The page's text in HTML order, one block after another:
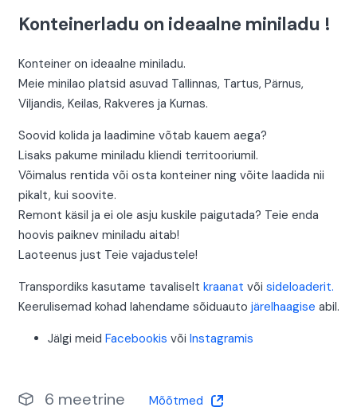
Konteinerladu on ideaalne miniladu !
Konteiner on ideaalne miniladu.
Meie minilao platsid asuvad Tallinnas, Tartus, Pärnus,
Viljandis, Keilas, Rakveres ja Kurnas.
Soovid kolida ja laadimine võtab kauem aega?
Lisaks pakume miniladu kliendi territooriumil.
Võimalus rentida või osta konteiner ning võite laadida nii
pikalt, kui soovite.
Remont käsil ja ei ole asju kuskile paigutada? Teie enda
hoovis paiknev miniladu aitab!
Laoteenus just Teie vajadustele!
Transpordiks kasutame tavaliselt kraanat või sideloaderit.
Keerulisemad kohad lahendame sõiduauto järelhaagise abil.
Jälgi meid Facebookis või Instagramis
6 meetrine Mõõtmed